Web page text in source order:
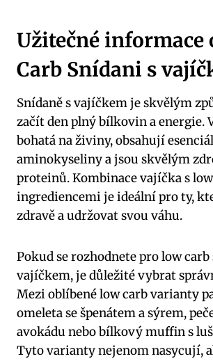
Užitečné informace
Carb Snídani s
Snídaně s vajíčkem je skvělým
začít den plný bílkovin a energie.
bohatá na živiny, obsahují
aminokyseliny a jsou skvělým
proteinů. Kombinace vajíčka s
ingrediencemi je ideální pro ty,
zdravě a udržovat svou váhu.
Pokud se rozhodnete pro low
vajíčkem, je důležité vybrat
Mezi oblíbené low carb varianty
omeleta se špenátem a sýrem,
avokádu nebo bílkový muffin s
Tyto varianty nejenom nasycují,